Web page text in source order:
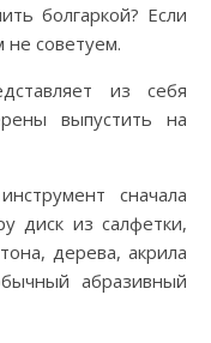
болгаркой? Если
советуем.
из себя
выпустить на
сначала
диск из салфетки,
дерева, акрила
абразивный